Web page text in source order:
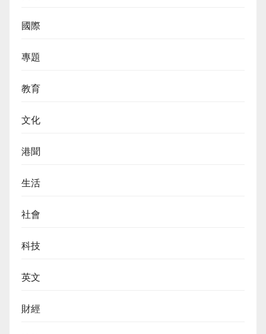
國際
專題
教育
文化
港聞
生活
社會
科技
英文
財經